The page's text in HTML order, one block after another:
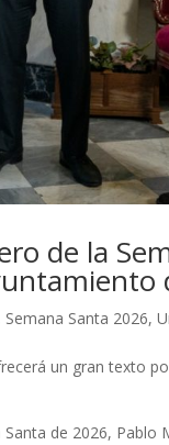
de la
Semana Santa 2026,
un gran texto
de 2026, Pablo